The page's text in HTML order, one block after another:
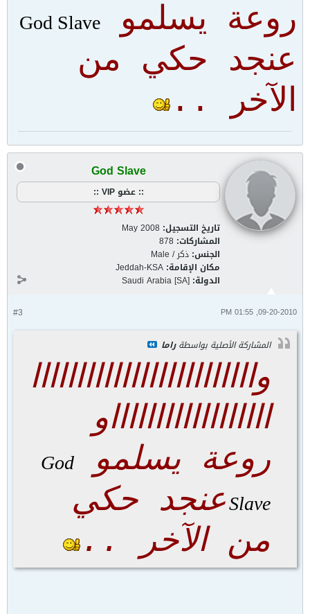
روعة يسلمو God Slave
عنجد حكي من
الآخر ..
God Slave
:: عضو VIP ::
تاريخ التسجيل: May 2008
المشاركات: 878
الجنس: ذكر / Male
مكان الإقامة: Jeddah-KSA
الدولة: Saudi Arabia [SA]
#3 09-20-2010, 01:55 PM
المشاركة الأصلية بواسطةراما
وااااااااااااااااااااااااا
ااااااااااااااااااو
روعة يسلمو
God
Slaveعنجد حكي
من الآخر ..